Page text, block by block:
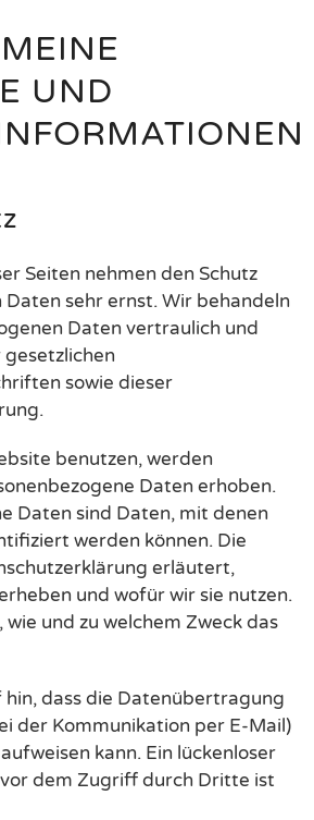
UND
Seiten nehmen den Schutz
sehr ernst. Wir behandeln
Daten vertraulich und
sowie dieser
benutzen, werden
Daten erhoben.
Daten sind Daten, mit denen
werden können. Die
erläutert,
und wofür wir sie nutzen.
und zu welchem Zweck das
dass die Datenübertragung
der Kommunikation per E-Mail)
kann. Ein lückenloser
dem Zugriff durch Dritte ist